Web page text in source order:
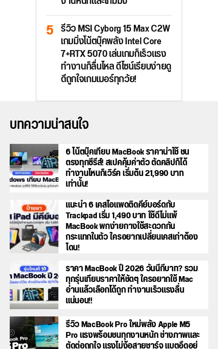
รีวิว MSI Cyborg 15 Max C2W
เกมมิ่งโน้ตบุ๊คพลัง Intel Core
7+RTX 5070 เล่นเกมก็เร็วแรง
ทำงานก็ลื่นไหล ดีไซน์เรียบง่ายดู
ดีถูกใจเกมเมอร์ทุกวัย!
บทความน่าสนใจ
6 โน้ตบุ๊คเทียบ MacBook ราคาน่าใช้ ชน
ตรงทุกซีรีส์! สเปคคุ้มค่าตัว ตัดคลิปก็ได้
ทำงานไหนก็เวิร์ค เริ่มต้น 21,990 บาท
เท่านั้น!
แนะนำ 6 เคสไอแพดติดคีย์บอร์ดกับ
Trackpad เริ่ม 1,490 บาท ใช้ดีไม่แพ้
MacBook พกง่ายกางใช้สะดวกกัน
กระแทกในตัว ใครอยากเปลี่ยนเคสเก่าต้อง
โดน!
ราคา MacBook ปี 2026 วันนี้กี่บาท? รวม
ทุกรุ่นเทียบราคาให้ชัดๆ ใครอยากใช้ Mac
อ่านแล้วเลือกได้ถูก ทำงานเร็วแรงลื่น
แน่นอน!!
รีวิว MacBook Pro ใหม่พลัง Apple M5
Pro แรงพร้อมชนทุกงานหนัก ช่างภาพและ
ตัดต่อถูกใจ แรงไม่ง้อสายชาร์จ แบตอึดอยู่